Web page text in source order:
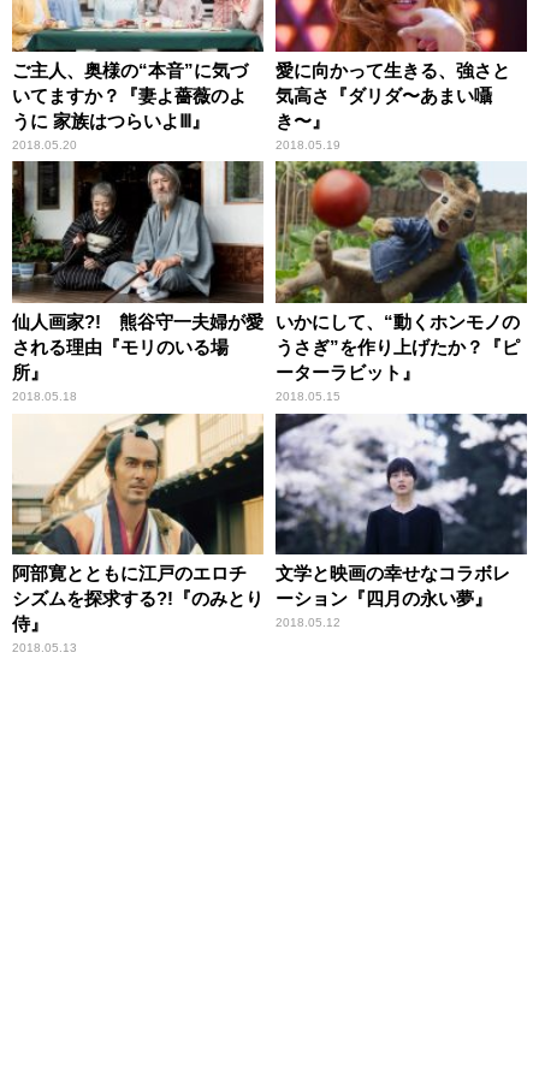
ご主人、奥様の“本音”に気づ
いてますか？『妻よ薔薇のよ
うに 家族はつらいよⅢ』
2018.05.20
愛に向かって生きる、強さと
気高さ『ダリダ〜あまい囁
き〜』
2018.05.19
仙人画家?! 熊谷守一夫婦が愛
される理由『モリのいる場
所』
2018.05.18
いかにして、“動くホンモノの
うさぎ”を作り上げたか？『ピ
ーターラビット』
2018.05.15
阿部寛とともに江戸のエロチ
シズムを探求する?!『のみとり
侍』
2018.05.13
文学と映画の幸せなコラボレ
ーション『四月の永い夢』
2018.05.12